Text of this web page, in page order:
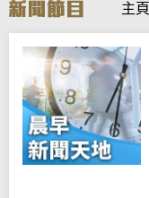
r
c
h
主頁